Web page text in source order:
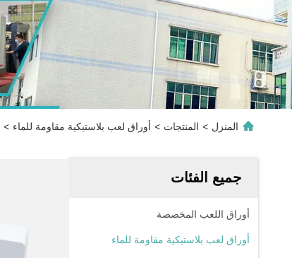
المنزل > المنتجات > أوراق لعب بلاستيكية مقاومة للماء >
جميع الفئات
أوراق اللعب المخصصة
أوراق لعب بلاستيكية مقاومة للماء